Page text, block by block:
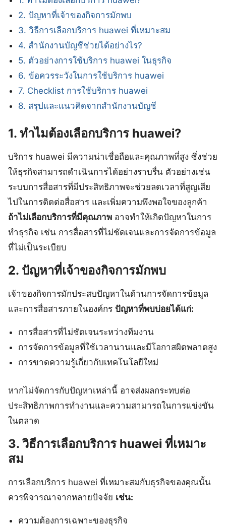
2. ปัญหาที่เจ้าของกิจการมักพบ
3. วิธีการเลือกบริการ huawei ที่เหมาะสม
4. สำนักงานบัญชีช่วยได้อย่างไร?
5. ตัวอย่างการใช้บริการ huawei ในธุรกิจ
6. ข้อควรระวังในการใช้บริการ huawei
7. Checklist การใช้บริการ huawei
8. สรุปและแนวคิดจากสำนักงานบัญชี
1. ทำไมต้องเลือกบริการ huawei?
บริการ huawei มีความน่าเชื่อถือและคุณภาพที่สูง ซึ่งช่วย
ให้ธุรกิจสามารถดำเนินการได้อย่างราบรื่น ตัวอย่างเช่น
ระบบการสื่อสารที่มีประสิทธิภาพจะช่วยลดเวลาที่สูญเสีย
ไปในการติดต่อสื่อสาร และเพิ่มความพึงพอใจของลูกค้า
ถ้าไม่เลือกบริการที่มีคุณภาพ อาจทำให้เกิดปัญหาในการ
ทำธุรกิจ เช่น การสื่อสารที่ไม่ชัดเจนและการจัดการข้อมูล
ที่ไม่เป็นระเบียบ
2. ปัญหาที่เจ้าของกิจการมักพบ
เจ้าของกิจการมักประสบปัญหาในด้านการจัดการข้อมูล
และการสื่อสารภายในองค์กร ปัญหาที่พบบ่อยได้แก่:
การสื่อสารที่ไม่ชัดเจนระหว่างทีมงาน
การจัดการข้อมูลที่ใช้เวลานานและมีโอกาสผิดพลาดสูง
การขาดความรู้เกี่ยวกับเทคโนโลยีใหม่
หากไม่จัดการกับปัญหาเหล่านี้ อาจส่งผลกระทบต่อ
ประสิทธิภาพการทำงานและความสามารถในการแข่งขัน
ในตลาด
3. วิธีการเลือกบริการ huawei ที่เหมาะ
สม
การเลือกบริการ huawei ที่เหมาะสมกับธุรกิจของคุณนั้น
ควรพิจารณาจากหลายปัจจัย เช่น:
ความต้องการเฉพาะของธุรกิจ